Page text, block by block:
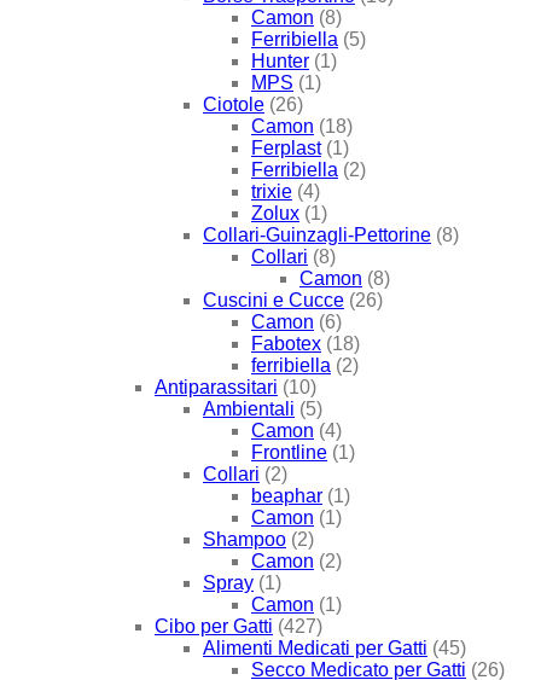
Camon (8)
Ferribiella (5)
Hunter (1)
MPS (1)
Ciotole (26)
Camon (18)
Ferplast (1)
Ferribiella (2)
trixie (4)
Zolux (1)
Collari-Guinzagli-Pettorine (8)
Collari (8)
Camon (8)
Cuscini e Cucce (26)
Camon (6)
Fabotex (18)
ferribiella (2)
Antiparassitari (10)
Ambientali (5)
Camon (4)
Frontline (1)
Collari (2)
beaphar (1)
Camon (1)
Shampoo (2)
Camon (2)
Spray (1)
Camon (1)
Cibo per Gatti (427)
Alimenti Medicati per Gatti (45)
Secco Medicato per Gatti (26)